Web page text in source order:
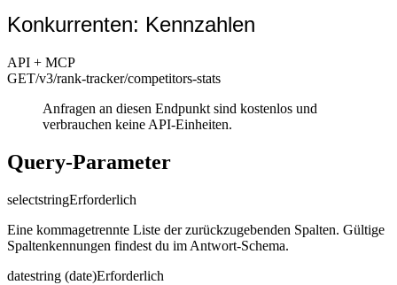
Konkurrenten: Kennzahlen
API + MCP
GET/v3/rank-tracker/competitors-stats
Anfragen an diesen Endpunkt sind kostenlos und
verbrauchen keine API-Einheiten.
Query-Parameter
selectstringErforderlich
Eine kommagetrennte Liste der zurückzugebenden Spalten. Gültige
Spaltenkennungen findest du im Antwort-Schema.
datestring (date)Erforderlich